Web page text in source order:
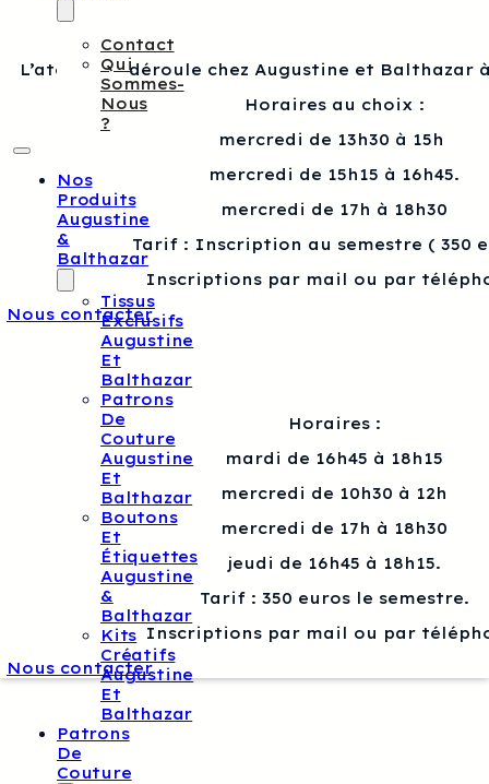
Contact
Qui
Sommes-
Nous
?
Nos
Produits
Augustine
&
Balthazar
Tissus
Exclusifs
Augustine
Et
Balthazar
Patrons
De
Couture
Augustine
Et
Balthazar
Boutons
Et
Étiquettes
Augustine
&
Balthazar
Kits
Créatifs
Augustine
Et
Balthazar
Patrons
De
Couture
L’atelier se déroule chez Augustine et Balthazar
Horaires au choix :
mercredi de 13h30 à 15h
mercredi de 15h15 à 16h45.
mercredi de 17h à 18h30
Tarif : Inscription au semestre ( 350
Inscriptions par mail ou par
Nous contacter
Horaires :
mardi de 16h45 à 18h15
mercredi de 10h30 à 12h
mercredi de 17h à 18h30
jeudi de 16h45 à 18h15.
Tarif : 350 euros le semestre.
Inscriptions par mail ou par
Nous contacter